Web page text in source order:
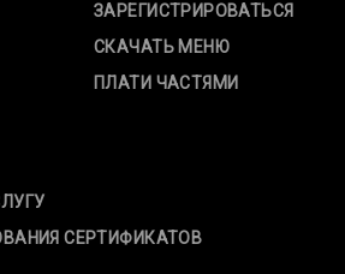
ЗАРЕГИСТРИРОВАТЬСЯ
СКАЧАТЬ МЕНЮ
ПЛАТИ ЧАСТЯМИ
СЕРТИФИКАТОВ